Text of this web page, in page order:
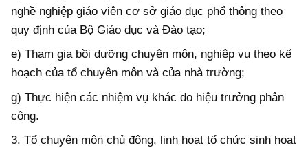
nghề nghiệp giáo viên cơ sở giáo dục phổ thông theo
quy định của Bộ Giáo dục và Đào tạo;
e) Tham gia bồi dưỡng chuyên môn, nghiệp vụ theo kế
hoạch của tổ chuyên môn và của nhà trường;
g) Thực hiện các nhiệm vụ khác do hiệu trưởng phân
công.
3. Tổ chuyên môn chủ động, linh hoạt tổ chức sinh hoạt